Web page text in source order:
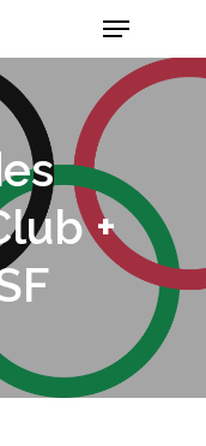
Menu
+
Close